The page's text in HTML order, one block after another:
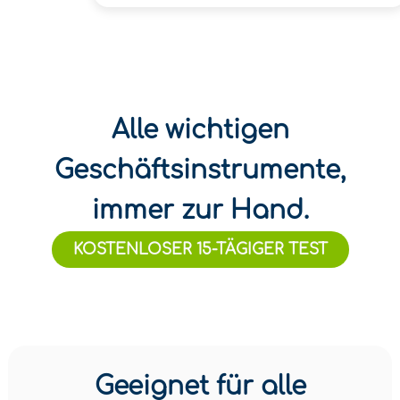
Alle wichtigen
Geschäftsinstrumente,
immer zur Hand.
KOSTENLOSER 15-TÄGIGER TEST
Geeignet für alle